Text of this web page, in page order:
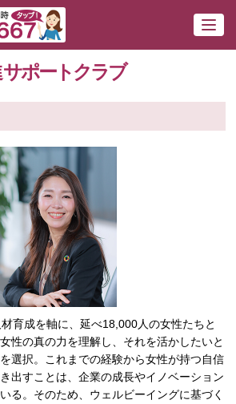
サポートクラブ
育成を軸に、延べ18,000人の女性たちと
性の真の力を理解し、それを活かしたいと
選択。これまでの経験から女性が持つ自信
出すことは、企業の成長やイノベーション
る。そのため、ウェルビーイングに基づく